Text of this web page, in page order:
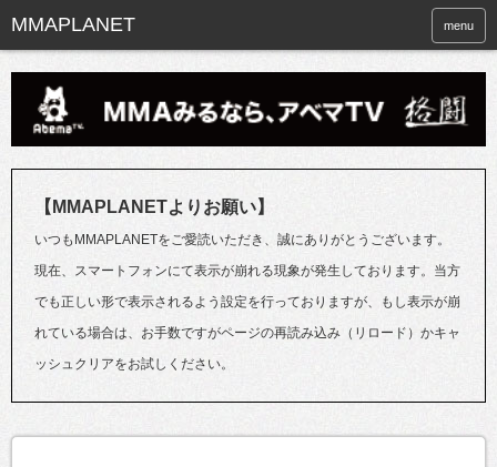
menu
【MMAPLANETよりお願い】
いつもMMAPLANETをご愛読いただき、誠にありがとうございます。
現在、スマートフォンにて表示が崩れる現象が発生しております。当方
でも正しい形で表示されるよう設定を行っておりますが、もし表示が崩
れている場合は、お手数ですがページの再読み込み（リロード）かキャ
ッシュクリアをお試しください。